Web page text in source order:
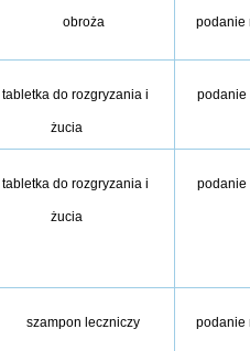
obroża podanie
tabletka do rozgryzania i
żucia
podanie
tabletka do rozgryzania i
żucia
podanie
szampon leczniczy podanie